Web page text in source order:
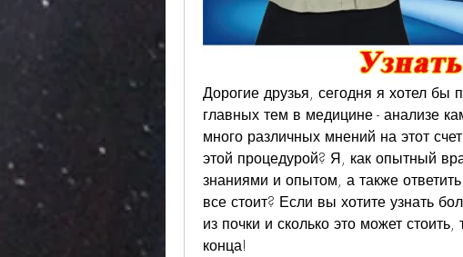
Дорогие друзья, сегодня я хотел бы
главных тем в медицине - анализе
много различных мнений на этот
этой процедурой? Я, как опытный
знаниями и опытом, а также
все стоит? Если вы хотите узнать
из почки и сколько это может
конца!